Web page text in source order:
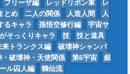
フリーザ編 レッドリボン軍
レ
とめ 二人の関係 人造人間
人
るキャラ 孫悟空修行編
宇宙サ
そっくりキャラ 技
技と道具
来トランクス編
破壊神シャンパ
・破壊神・天使関係 第6宇宙
銀
ル囚人編
鶴仙流